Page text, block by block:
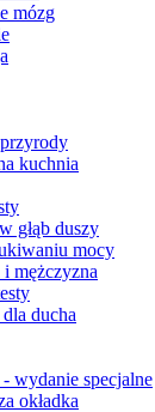
mózg
kuchnia
głąb duszy
mocy
mężczyzna
ducha
wydanie specjalne
okładka